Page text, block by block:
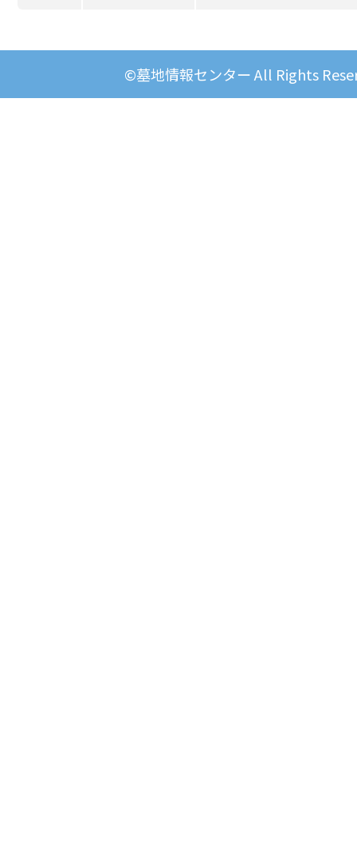
©墓地情報センター All Rights